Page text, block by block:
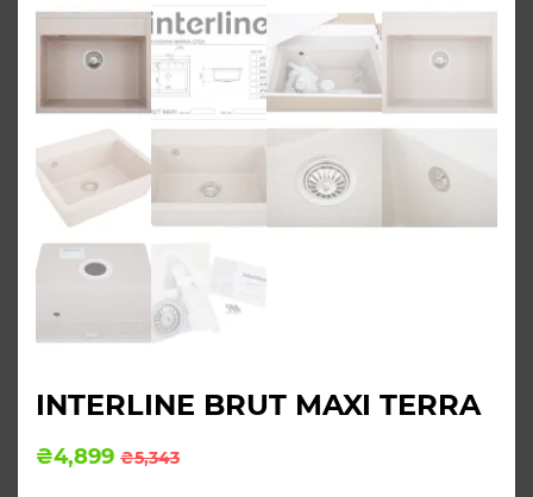
INTERLINE BRUT MAXI TERRA
₴5,343
Оригінальна
₴4,899
Поточна